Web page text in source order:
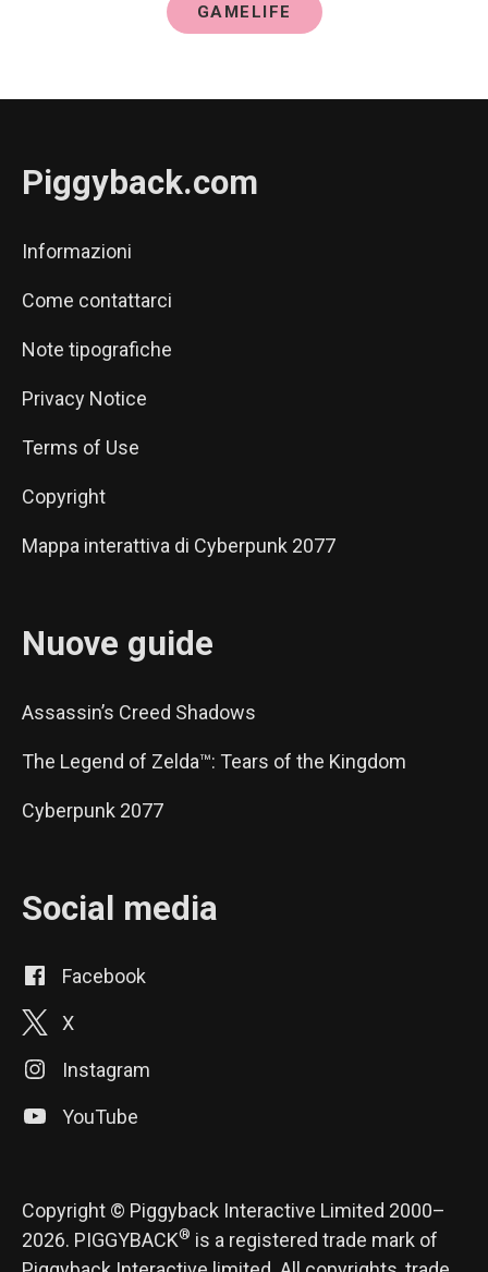
GAMELIFE
Piggyback.com
Informazioni
Come contattarci
Note tipografiche
Privacy Notice
Terms of Use
Copyright
Mappa interattiva di Cyberpunk 2077
Nuove guide
Assassin’s Creed Shadows
The Legend of Zelda™: Tears of the Kingdom
Cyberpunk 2077
Social media
Facebook
X
Instagram
YouTube
Copyright © Piggyback Interactive Limited 2000–
2026. PIGGYBACK® is a registered trade mark of